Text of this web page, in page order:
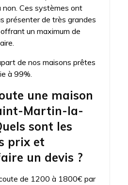
non. Ces systèmes ont
présenter de très grandes
un maximum de
de nos maisons prêtes
à 99%.
une maison
Martin-la-
sont les
prix et
un devis ?
de 1200 à 1800€ par